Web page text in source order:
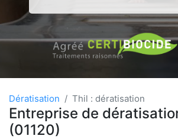
Dératisation Thil : dératisation
Entreprise de
(01120)